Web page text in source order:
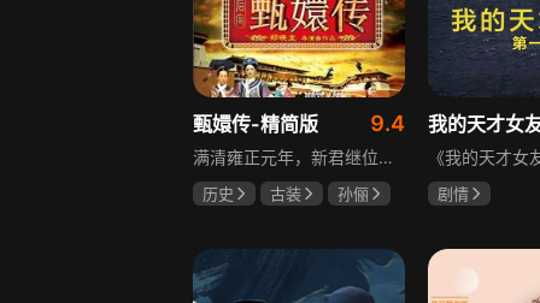
甄嬛传-精简版 9.4
满清雍正元年，新君继位后朝堂看似祥和实则暗流涌动，后宫华妃与皇后分庭抗礼，各方势力裹挟其中凶险异常，太后主持选秀拉开帷幕，大理寺少卿甄远道长女甄嬛意外得雍正赏识步入皇宫，在皇后与华妃的夹击下，甄嬛小心周旋忍辱负重，不得不用智慧保护自己，一次次卷入残酷宫闱斗争。
历史 古装
孙俪
我的天才女
剧情